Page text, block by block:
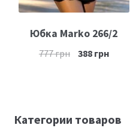
Юбка Marko 266/2
777грн 388грн
Категории товаров